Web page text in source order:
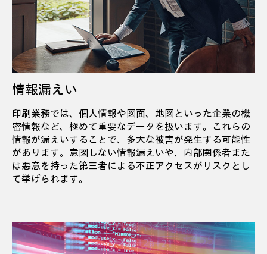
情報漏えい
印刷業務では、個人情報や図面、地図といった企業の機
密情報など、極めて重要なデータを扱います。これらの
情報が漏えいすることで、多大な被害が発生する可能性
があります。意図しない情報漏えいや、内部関係者また
は悪意を持った第三者による不正アクセスがリスクとし
て挙げられます。